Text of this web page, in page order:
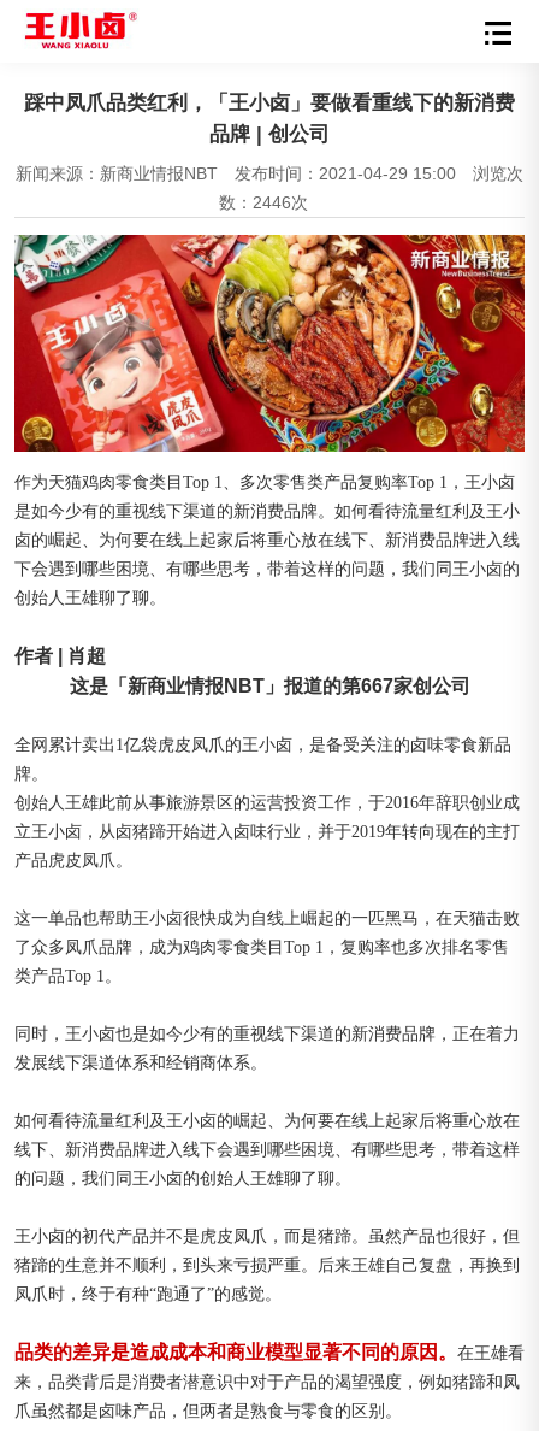
踩中凤爪品类红利，「王小卤」要做看重线下的新消费
品牌 | 创公司
新闻来源：新商业情报NBT 发布时间：2021-04-29 15:00
浏览次
数：2446次
作为天猫鸡肉零食类目Top 1、多次零售类产品复购率Top 1，王小卤
是如今少有的重视线下渠道的新消费品牌。如何看待流量红利及王小
卤的崛起、为何要在线上起家后将重心放在线下、新消费品牌进入线
下会遇到哪些困境、有哪些思考，带着这样的问题，我们同王小卤的
创始人王雄聊了聊。
作者 | 肖超
这是「新商业情报NBT」报道的第667家创公司
全网累计卖出1亿袋虎皮凤爪的王小卤，是备受关注的卤味零食新品
牌。
创始人王雄此前从事旅游景区的运营投资工作，于2016年辞职创业成
立王小卤，从卤猪蹄开始进入卤味行业，并于2019年转向现在的主打
产品虎皮凤爪。
这一单品也帮助王小卤很快成为自线上崛起的一匹黑马，在天猫击败
了众多凤爪品牌，成为鸡肉零食类目Top 1，复购率也多次排名零售
类产品Top 1。
同时，王小卤也是如今少有的重视线下渠道的新消费品牌，正在着力
发展线下渠道体系和经销商体系。
如何看待流量红利及王小卤的崛起、为何要在线上起家后将重心放在
线下、新消费品牌进入线下会遇到哪些困境、有哪些思考，带着这样
的问题，我们同王小卤的创始人王雄聊了聊。
王小卤的初代产品并不是虎皮凤爪，而是猪蹄。虽然产品也很好，但
猪蹄的生意并不顺利，到头来亏损严重。后来王雄自己复盘，再换到
凤爪时，终于有种“跑通了”的感觉。
品类的差异是造成成本和商业模型显著不同的原因。 在王雄看
来，品类背后是消费者潜意识中对于产品的渴望强度，例如猪蹄和凤
爪虽然都是卤味产品，但两者是熟食与零食的区别。